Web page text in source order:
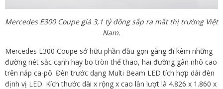
Mercedes E300 Coupe giá 3,1 tỷ đồng sắp ra mắt thị trường Việt
Nam.
Mercedes E300 Coupe sở hữu phần đầu gọn gàng đi kèm những
đường nét sắc cạnh hay bo tròn thể thao, hai đường gân nhô cao
trên nắp ca-pô. Đèn trước dạng Multi Beam LED tích hợp dải đèn
định vị LED. Kích thước dài x rộng x cao lần lượt là 4.826 x 1.860 x